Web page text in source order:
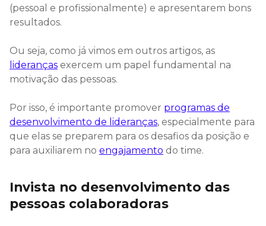
(pessoal e profissionalmente) e apresentarem bons
resultados.
Ou seja, como já vimos em outros artigos, as
lideranças exercem um papel fundamental na
motivação das pessoas.
Por isso, é importante promover programas de
desenvolvimento de lideranças, especialmente para
que elas se preparem para os desafios da posição e
para auxiliarem no engajamento do time.
Invista no desenvolvimento das
pessoas colaboradoras